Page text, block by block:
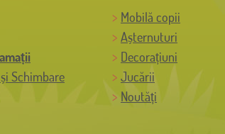
Schimbare
Mobilă copii
Așternuturi
Decorațiuni
Jucării
Noutăți